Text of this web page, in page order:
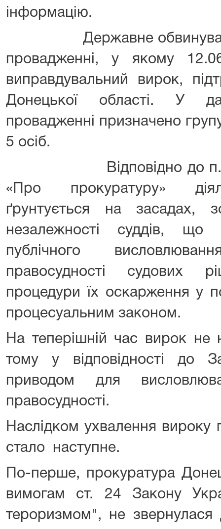
інформацію.
Державне
провадженні, у якому
виправдувальний вирок,
Донецької області. У
провадженні призначено
5 осіб.
Відповідно до п. 8
«Про прокуратуру»
ґрунтується на
незалежності суддів, що
публічного
правосудності судових
процедури їх оскарження у
процесуальним законом.
На теперішній час вирок не
тому у відповідності до
приводом для
правосудності.
Наслідком ухвалення
стало наступне.
По-перше, прокуратура
вимогам ст. 24 Закону
тероризмом", не звернулася